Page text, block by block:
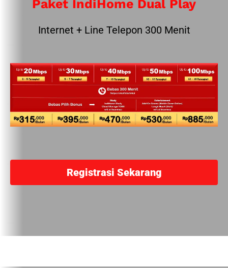
Paket IndiHome Dual Play
Internet + Line Telepon 300 Menit
Registrasi Sekarang